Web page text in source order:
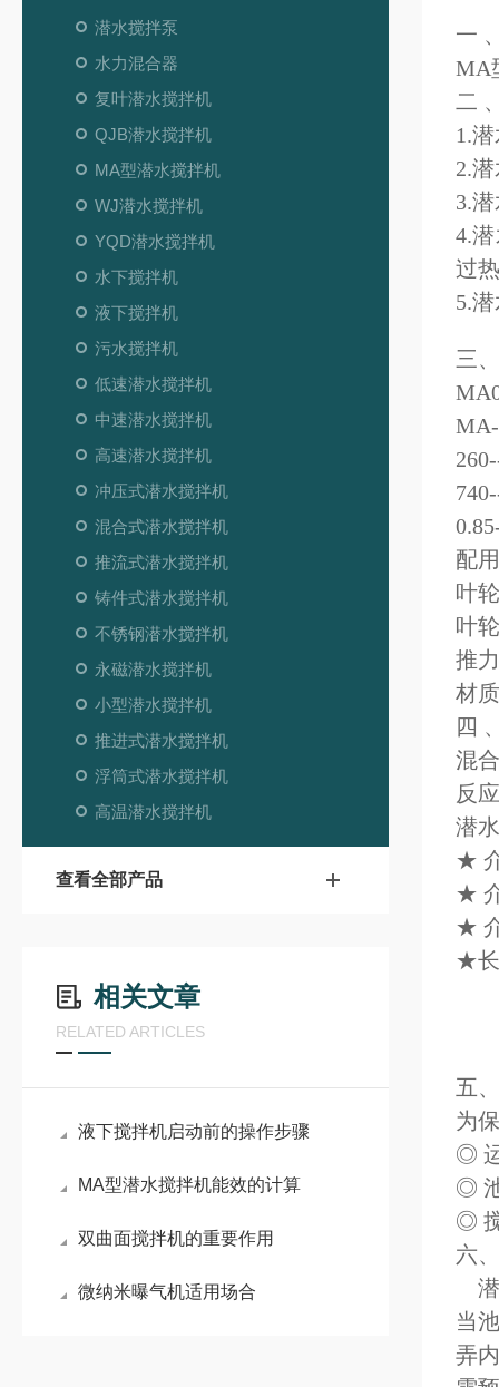
潜水搅拌泵
水力混合器
复叶潜水搅拌机
QJB潜水搅拌机
MA型潜水搅拌机
WJ潜水搅拌机
YQD潜水搅拌机
水下搅拌机
液下搅拌机
污水搅拌机
低速潜水搅拌机
中速潜水搅拌机
高速潜水搅拌机
冲压式潜水搅拌机
混合式潜水搅拌机
推流式潜水搅拌机
铸件式潜水搅拌机
不锈钢潜水搅拌机
永磁潜水搅拌机
小型潜水搅拌机
推进式潜水搅拌机
浮筒式潜水搅拌机
高温潜水搅拌机
查看全部产品
相关文章
RELATED ARTICLES
液下搅拌机启动前的操作步骤
MA型潜水搅拌机能效的计算
双曲面搅拌机的重要作用
微纳米曝气机适用场合
一
MA
二
1.
2.
3.
4.
过
5.
三
配
叶
叶
推
材
四
混
反
潜
★
★
★
★长
五
为
◎
◎
◎
六
潜
当
弄